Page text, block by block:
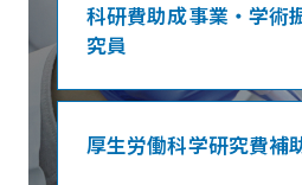
科研費助成事業・学術
究員
厚生労働科学研究費補